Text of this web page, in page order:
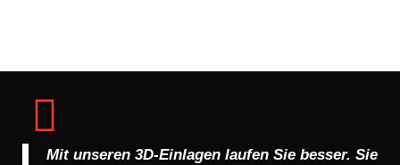
Mit unseren 3D-Einlagen laufen Sie besser. Sie